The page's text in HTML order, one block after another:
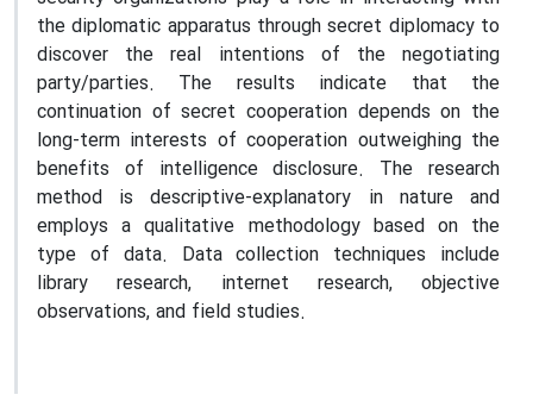
the diplomatic apparatus through secret diplomacy to
discover the real intentions of the negotiating
party/parties. The results indicate that the
continuation of secret cooperation depends on the
long-term interests of cooperation outweighing the
benefits of intelligence disclosure. The research
method is descriptive-explanatory in nature and
employs a qualitative methodology based on the
type of data. Data collection techniques include
library research, internet research, objective
observations, and field studies.